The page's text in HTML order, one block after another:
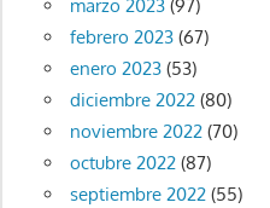
marzo 2023(97)
febrero 2023(67)
enero 2023(53)
diciembre 2022(80)
noviembre 2022(70)
octubre 2022(87)
septiembre 2022(55)